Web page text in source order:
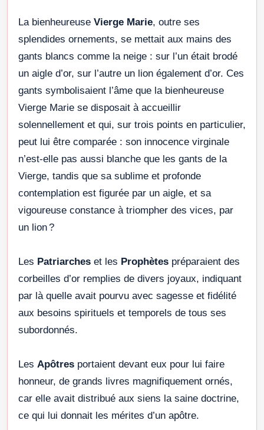
La bienheureuse Vierge Marie, outre ses
splendides ornements, se mettait aux mains des
gants blancs comme la neige : sur l’un était brodé
un aigle d’or, sur l’autre un lion également d’or. Ces
gants symbolisaient l’âme que la bienheureuse
Vierge Marie se disposait à accueillir
solennellement et qui, sur trois points en particulier,
peut lui être comparée : son innocence virginale
n’est-elle pas aussi blanche que les gants de la
Vierge, tandis que sa sublime et profonde
contemplation est figurée par un aigle, et sa
vigoureuse constance à triompher des vices, par
un lion ?
Les Patriarches et les Prophètes préparaient des
corbeilles d’or remplies de divers joyaux, indiquant
par là quelle avait pourvu avec sagesse et fidélité
aux besoins spirituels et temporels de tous ses
subordonnés.
Les Apôtres portaient devant eux pour lui faire
honneur, de grands livres magnifiquement ornés,
car elle avait distribué aux siens la saine doctrine,
ce qui lui donnait les mérites d’un apôtre.